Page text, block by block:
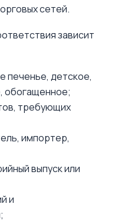
сетей.
зависит
печенье, детское,
обогащенное;
требующих
импортер,
выпуск или
и